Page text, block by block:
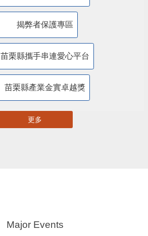
揭弊者保護專區
苗栗縣攜手串連愛心平台
苗栗縣產業金實卓越獎
更多